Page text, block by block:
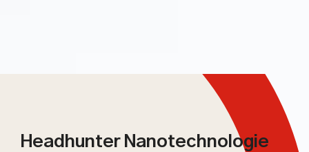
Headhunter Nanotechnologie